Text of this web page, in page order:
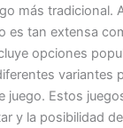
más tradicional.
es tan extensa
opciones
variantes
juego. Estos
y la posibilidad